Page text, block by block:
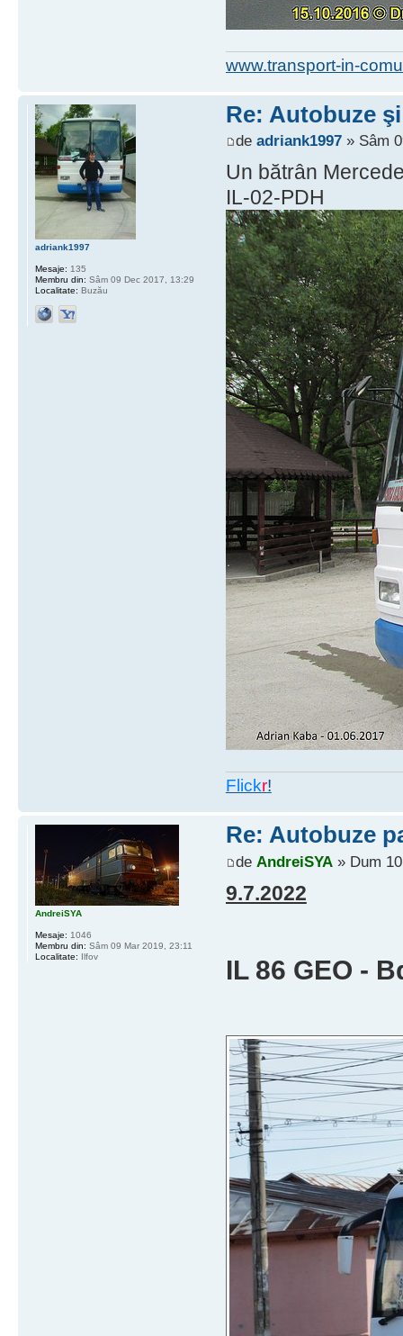
www.transport-in-
Re: Autobuze
de adriank1997» Sâm
Un bătrân
IL-02-PDH
Flickr!
adriank1997
Mesaje: 135
Membru din: Sâm 09 Dec 2017, 13:29
Localitate: Buzău
Re: Autobuze
de AndreiSYA» Dum
9.7.2022
IL 86 GEO -
AndreiSYA
Mesaje: 1046
Membru din: Sâm 09 Mar 2019, 23:11
Localitate: Ilfov